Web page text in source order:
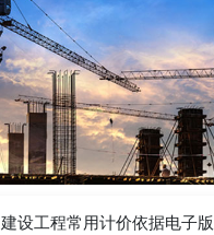
建设工程常用计价依据电子版